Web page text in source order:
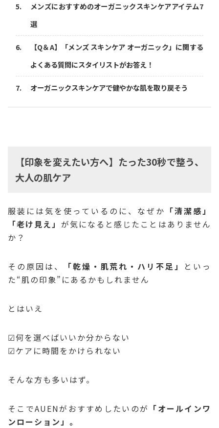
メンズにおすすめのオーガニックスキンケアアイテム7
選
【Q＆A】「メンズ スキンケア オーガニック」に関する
よくある質問にスタイリストがお答え！
オーガニックスキンケアで健やかな肌を取り戻そう
【印象を変えたい方へ】たった30秒で整う、
大人の肌ケア
服装には気を使っているのに、なぜか 「清潔感」
「老け見え」 が気になると感じたことはありません
か？
その原因は、 「乾燥・肌荒れ・ハリ不足」
といっ
た“肌の印象”にあるかもしれません
とはいえ
☑何を選べばいいか分からない
☑ケアに時間をかけられない
そんな方も多いはず。
そこでAUENがおすすめしたいのが 「オールインワ
ンローション」。